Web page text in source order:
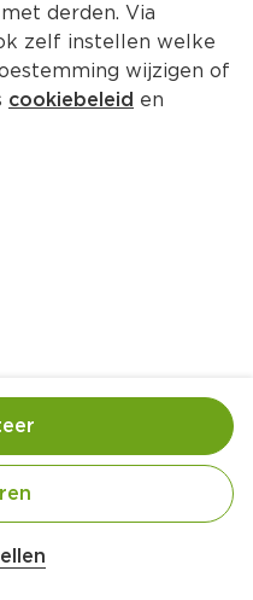
Bereiding
derden. Via
zelf instellen welke
wijzigen of
cookiebeleid en